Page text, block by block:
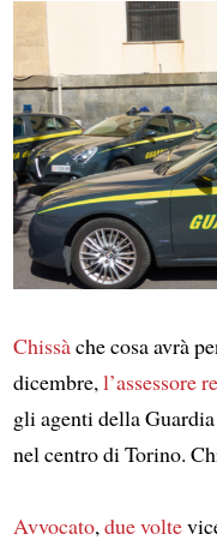
Chissàche cosa avrà
dicembre,l’assessore
gli agenti della
nel centro di Torino.
Avvocato,due volte